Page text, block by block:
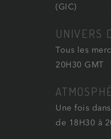
(GIC)
UNIVERS
Tous les
20H30 GMT
Une fois
de 18H30 à